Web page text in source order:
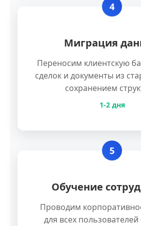
4
Миграция
Переносим клиентскую
сделок и документы из
сохранением
1-2 дня
5
Обучение
Проводим
для всех